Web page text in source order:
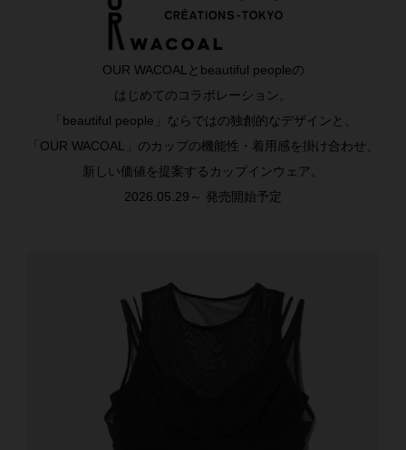
OUR WACOALとbeautiful peopleの
はじめてのコラボレーション。
「beautiful people」ならではの独創的なデザインと、
「OUR WACOAL」のカップの機能性・着用感を掛け合わせ、
新しい価値を提案するカップインウェア。
2026.05.29～ 発売開始予定